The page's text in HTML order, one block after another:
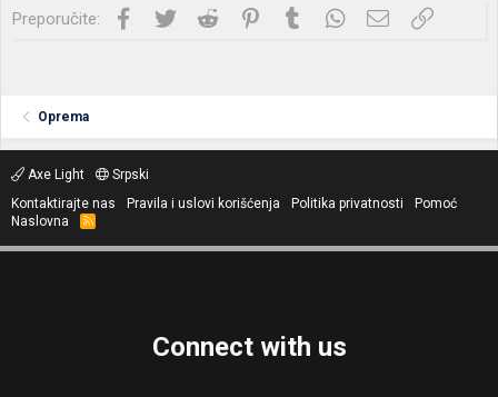
Preporučite: Facebook
Twitter Reddit PinterestTumblrWhatsApp
Imejl Link
Oprema
Axe Light
Srpski
Kontaktirajte nas
Pravila i uslovi korišćenja Politika privatnosti
Pomoć
Naslovna
R
S
Connect with us